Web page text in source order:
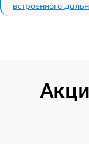
встроенного